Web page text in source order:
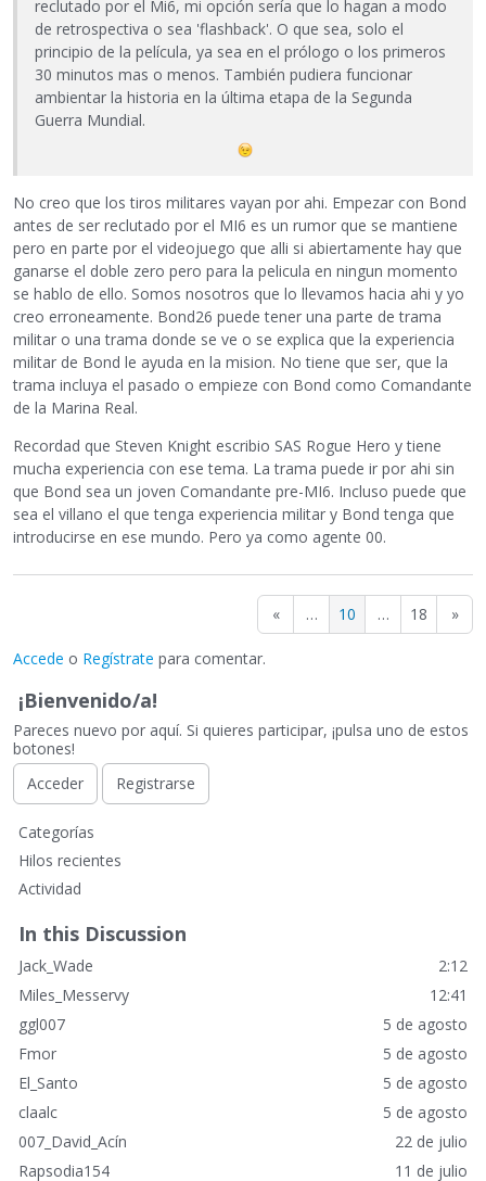
reclutado por el Mi6, mi opción sería que lo hagan a modo
de retrospectiva o sea 'flashback'. O que sea, solo el
principio de la película, ya sea en el prólogo o los primeros
30 minutos mas o menos. También pudiera funcionar
ambientar la historia en la última etapa de la Segunda
Guerra Mundial.
No creo que los tiros militares vayan por ahi. Empezar con Bond
antes de ser reclutado por el MI6 es un rumor que se mantiene
pero en parte por el videojuego que alli si abiertamente hay que
ganarse el doble zero pero para la pelicula en ningun momento
se hablo de ello. Somos nosotros que lo llevamos hacia ahi y yo
creo erroneamente. Bond26 puede tener una parte de trama
militar o una trama donde se ve o se explica que la experiencia
militar de Bond le ayuda en la mision. No tiene que ser, que la
trama incluya el pasado o empieze con Bond como Comandante
de la Marina Real.
Recordad que Steven Knight escribio SAS Rogue Hero y tiene
mucha experiencia con ese tema. La trama puede ir por ahi sin
que Bond sea un joven Comandante pre-MI6. Incluso puede que
sea el villano el que tenga experiencia militar y Bond tenga que
introducirse en ese mundo. Pero ya como agente 00.
« … 10 … 18 »
Accede o Regístrate para comentar.
¡Bienvenido/a!
Pareces nuevo por aquí. Si quieres participar, ¡pulsa uno de estos
botones!
Acceder
Registrarse
E
n
a
c
e
s
r
á
p
d
o
s
Categorías
Hilos recientes
Actividad
In this Discussion
2:12
Jack_Wade
12:41
Miles_Messervy
5 de agosto
ggl007
5 de agosto
Fmor
5 de agosto
El_Santo
5 de agosto
claalc
22 de julio
007_David_Acín
11 de julio
Rapsodia154